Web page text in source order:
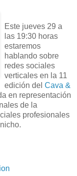
Este jueves 29 a
las 19:30 horas
estaremos
hablando sobre
redes sociales
verticales en la 11
edición del Cava &
en representación
de la
profesionales